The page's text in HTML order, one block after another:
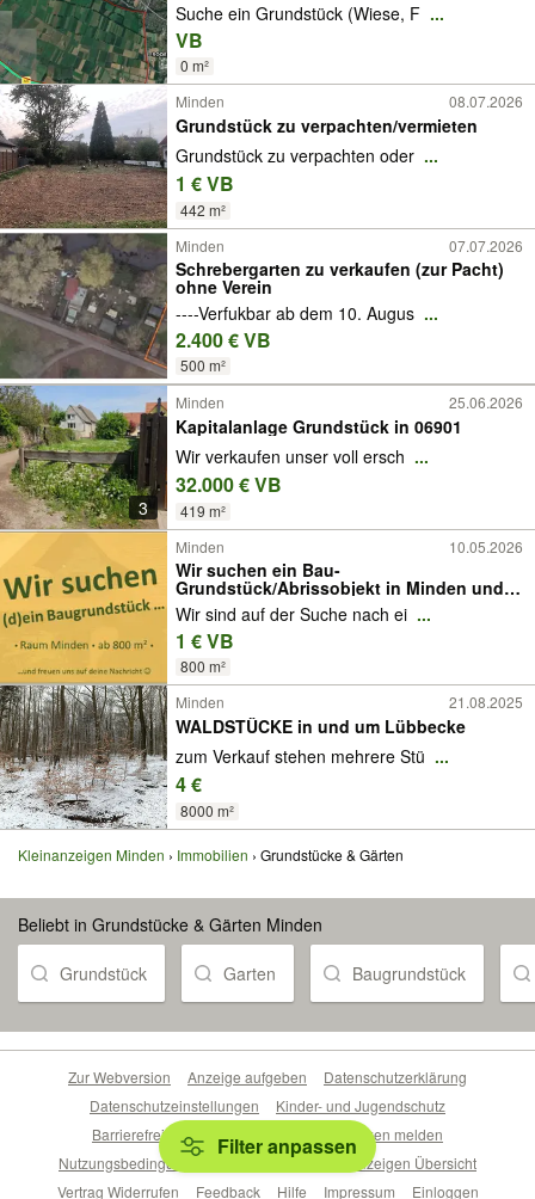
Suche ein Grundstück (Wiese, F ...
VB
0 m²
Minden
08.07.2026
Grundstück zu verpachten/vermieten
Grundstück zu verpachten oder ...
1 € VB
442 m²
Minden
07.07.2026
Schrebergarten zu verkaufen (zur Pacht)
ohne Verein
----Verfukbar ab dem 10. Augus ...
2.400 € VB
500 m²
3
Minden 25.06.2026
Kapitalanlage Grundstück in 06901
Wir verkaufen unser voll ersch ...
32.000 € VB
419 m²
Minden
10.05.2026
Wir suchen ein Bau-
Grundstück/Abrissobjekt in Minden und
Umgebung
Wir sind auf der Suche nach ei ...
1 € VB
800 m²
Minden
21.08.2025
WALDSTÜCKE in und um Lübbecke
zum Verkauf stehen mehrere Stü ...
4 €
8000 m²
Kleinanzeigen Minden Immobilien Grundstücke & Gärten
Beliebt in Grundstücke & Gärten Minden
Grundstück Garten Baugrundstück
Filter anpassen
Zur Webversion Anzeige aufgeben
Datenschutzerklärung
Datenschutzeinstellungen
Kinder- und Jugendschutz
Barrierefreiheitserklärung
Sicherheitslücken melden
Nutzungsbedingungen
Beliebte Suchen
Anzeigen Übersicht
Vertrag Widerrufen
Feedback Hilfe Impressum Einloggen